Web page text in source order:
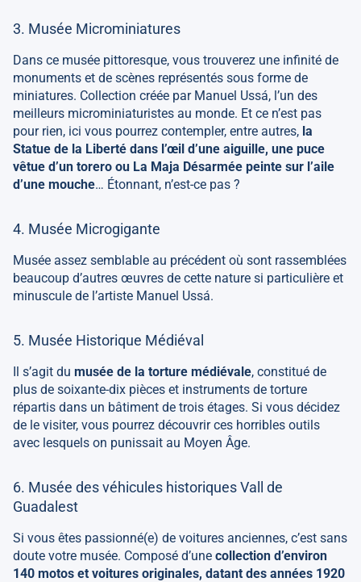
3. Musée Microminiatures
Dans ce musée pittoresque, vous trouverez une infinité de
monuments et de scènes représentés sous forme de
miniatures. Collection créée par Manuel Ussá, l’un des
meilleurs microminiaturistes au monde. Et ce n’est pas
pour rien, ici vous pourrez contempler, entre autres, la
Statue de la Liberté dans l’œil d’une aiguille, une puce
vêtue d’un torero ou La Maja Désarmée peinte sur l’aile
d’une mouche… Étonnant, n’est-ce pas ?
4. Musée Microgigante
Musée assez semblable au précédent où sont rassemblées
beaucoup d’autres œuvres de cette nature si particulière et
minuscule de l’artiste Manuel Ussá.
5. Musée Historique Médiéval
Il s’agit du musée de la torture médiévale, constitué de
plus de soixante-dix pièces et instruments de torture
répartis dans un bâtiment de trois étages. Si vous décidez
de le visiter, vous pourrez découvrir ces horribles outils
avec lesquels on punissait au Moyen Âge.
6. Musée des véhicules historiques Vall de
Guadalest
Si vous êtes passionné(e) de voitures anciennes, c’est sans
doute votre musée. Composé d’une collection d’environ
140 motos et voitures originales, datant des années 1920